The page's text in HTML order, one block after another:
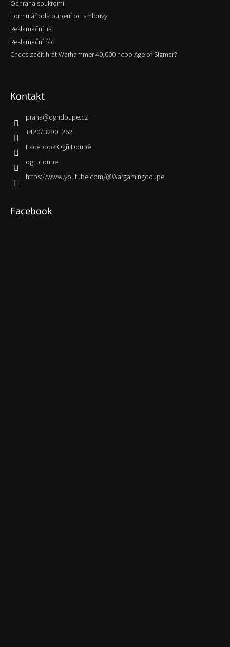
Ochrana soukromí
Formulář odstoupení od smlouvy
Reklamační list
Reklamační řád
Chceš začít hrát Warhammer 40,000 nebo Age of Sigmar?
Kontakt
praha@ogridoupe.cz
+420732901262
Facebook Ogří Doupě
ogri.doupe
https://www.youtube.com/@Wargamingdoupe
Facebook